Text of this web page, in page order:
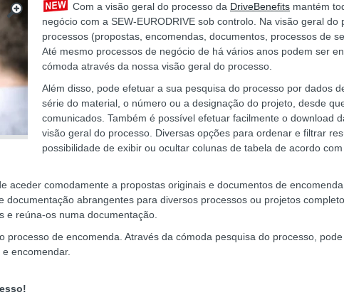
Com a visão geral do processo da DriveBenefits mantém
negócio com a SEW-EURODRIVE sob controlo. Na visão geral
processos (propostas, encomendas, documentos, processos de
Até mesmo processos de negócio de há vários anos podem ser
cómoda através da nossa visão geral do processo.
Além disso, pode efetuar a sua pesquisa do processo por dados
série do material, o número ou a designação do projeto, desde
comunicados. Também é possível efetuar facilmente o download
visão geral do processo. Diversas opções para ordenar e filtrar
possibilidade de exibir ou ocultar colunas de tabela de acordo
aceder comodamente a propostas originais e documentos de
documentação abrangentes para diversos processos ou projetos
e reúna-os numa documentação.
processo de encomenda. Através da cómoda pesquisa do processo,
encomendar.